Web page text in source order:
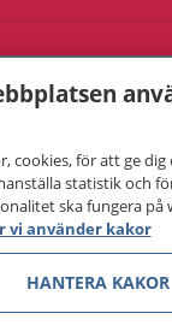
cookies, för att ge
statistik och
ska fungera på
vi använder kakor
HANTERA KAKOR